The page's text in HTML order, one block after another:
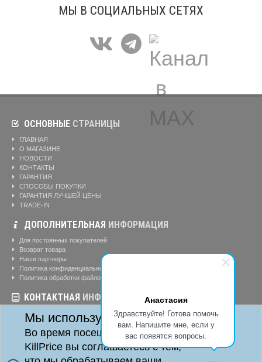
Анастасия
Здравствуйте! Готова помочь
вам. Напишите мне, если у
вас появятся вопросы.
МЫ В СОЦИАЛЬНЫХ СЕТЯХ
Мы используем cookie
Во время посещения сайта
ОСНОВНЫЕ СТРАНИЦЫ
ГЛАВНАЯ
О МАГАЗИНЕ
НОВОСТИ
КОНТАКТЫ
ГАРАНТИЯ
СПОСОБЫ ПОКУПКИ
ГАРАНТИЯ ЛУЧШЕЙ ЦЕНЫ
TRADE-IN
ДОПОЛНИТЕЛЬНАЯ ИНФОРМАЦИЯ
Для постоянных покупателей
Возврат товара
Наши партнеры
Политика конфиденциальности
Политика обработки файлов cookie
КОНТАКТНАЯ ИНФОРМАЦИЯ
Режим работы магазина:
Ежедневно: 10:00-20:00
Телефоны:
8-904-895-02-20
Адрес: г. Красноярск, ул. Алексеева, д. 24, офис 41